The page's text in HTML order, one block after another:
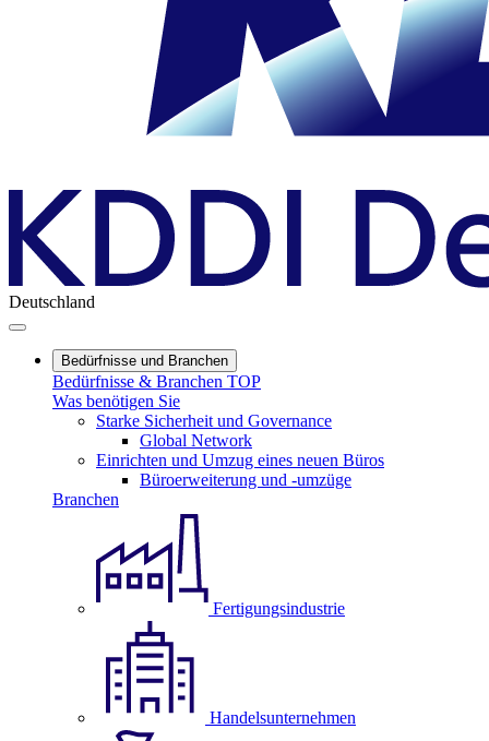
Deutschland
Bedürfnisse und Branchen
Bedürfnisse & Branchen TOP
Was benötigen Sie
Starke Sicherheit und Governance
Global Network
Einrichten und Umzug eines neuen Büros
Büroerweiterung und -umzüge
Branchen
Fertigungsindustrie
Handelsunternehmen